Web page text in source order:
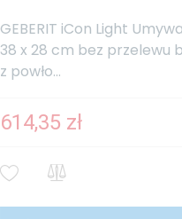
GEBERIT iCon Light
38 x 28 cm bez przelewu
z powło...
614,35 zł